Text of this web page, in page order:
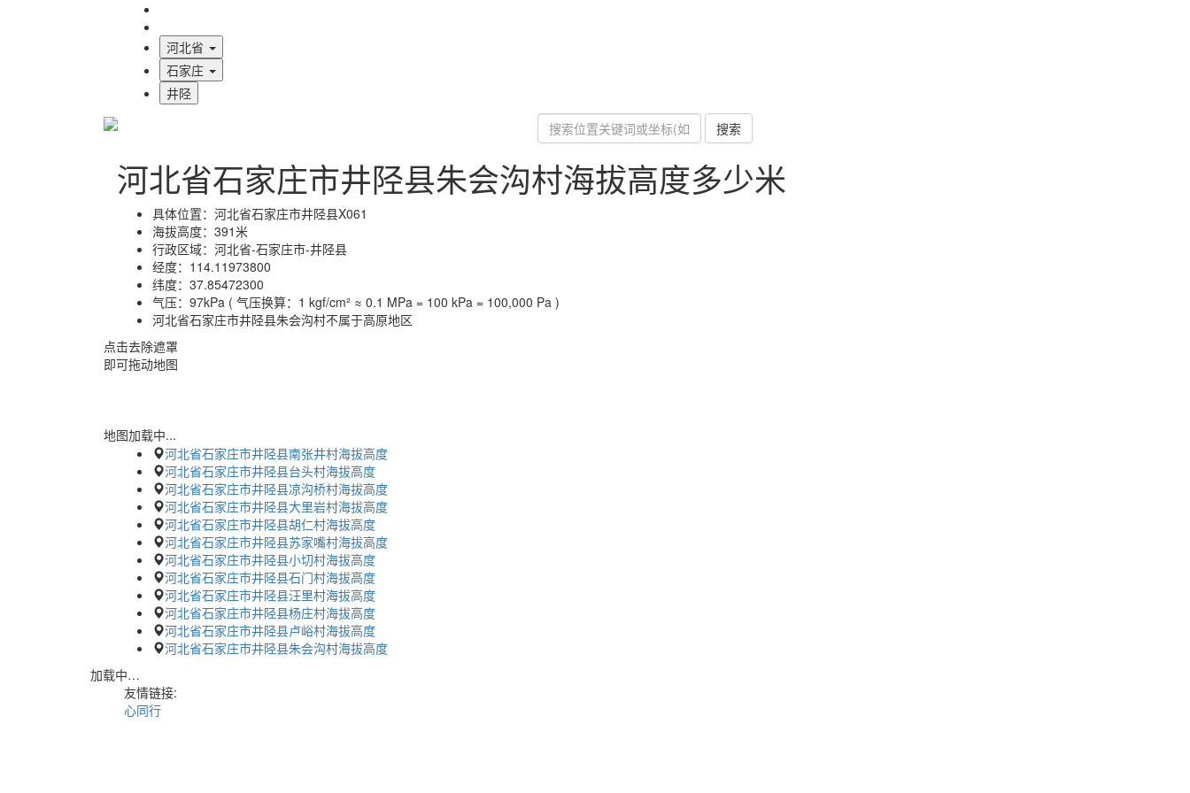
河北省
石家庄
井陉
搜索
河北省石家庄市井陉县朱会沟村海拔高度多少米
具体位置： 河北省石家庄市井陉县X061
海拔高度： 391米
行政区域： 河北省-石家庄市-井陉县
经度： 114.11973800
纬度： 37.85472300
气压： 97kPa ( 气压换算：1 kgf/cm² ≈ 0.1 MPa = 100 kPa = 100,000 Pa )
河北省石家庄市井陉县朱会沟村不属于高原地区
点击去除遮罩
即可拖动地图
地图加载中...
河北省石家庄市井陉县南张井村海拔高度
河北省石家庄市井陉县台头村海拔高度
河北省石家庄市井陉县凉沟桥村海拔高度
河北省石家庄市井陉县大里岩村海拔高度
河北省石家庄市井陉县胡仁村海拔高度
河北省石家庄市井陉县苏家嘴村海拔高度
河北省石家庄市井陉县小切村海拔高度
河北省石家庄市井陉县石门村海拔高度
河北省石家庄市井陉县汪里村海拔高度
河北省石家庄市井陉县杨庄村海拔高度
河北省石家庄市井陉县卢峪村海拔高度
河北省石家庄市井陉县朱会沟村海拔高度
加载中…
友情链接:
心同行